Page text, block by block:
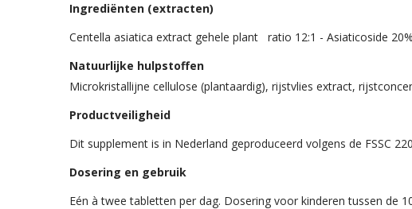
Ingrediënten (extracten)
Centella asiatica extract gehele plant ratio 12:1 - Asiaticoside
Natuurlijke hulpstoffen
Microkristallijne cellulose (plantaardig), rijstvlies extract,
Productveiligheid
Dit supplement is in Nederland geproduceerd volgens de FSSC
Dosering en gebruik
Eén à twee tabletten per dag. Dosering voor kinderen tussen de